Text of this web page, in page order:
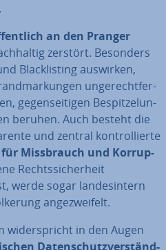
an den Pranger
zerstört. Besonders
Black­lis­ting auswirken,
un­ge­recht­fer­
ge­gen­sei­ti­gen Be­spit­ze­lun­
beruhen. Auch besteht die
und zentral kon­trol­lier­te
Miss­brauch und Kor­rup­
Rechts­si­cher­heit
werde sogar lan­des­in­tern
an­ge­zwei­felt.
wi­der­spricht in den Augen
Da­ten­schutz­ver­ständ­